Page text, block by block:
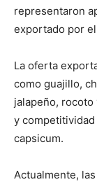
representaron
exportado por
La oferta
como guajillo,
jalapeño,
y
capsicum.
Actualmente,